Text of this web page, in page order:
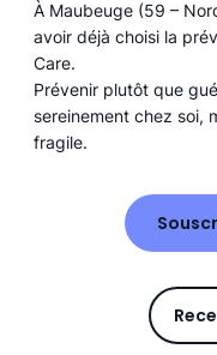
À Maubeuge (59 –
avoir déjà choisi la
Care.
Prévenir plutôt que
sereinement chez soi,
fragile.